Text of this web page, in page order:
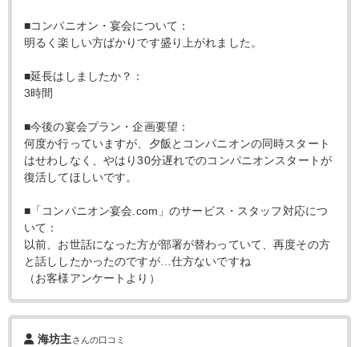
■コンパニオン・宴会について：
明るく楽しい方ばかりです盛り上がれました。
■延長はしましたか？：
3時間
■今後の宴会プラン・企画要望：
何度か行っていますが、夕飯とコンパニオンの同時スタート
はせわしなく、やはり30分遅れでのコンパニオンスタートが
復活してほしいです。
■「コンパニオン宴会.com」のサービス・スタッフ対応につ
いて：
以前、お世話になった方が部署が替わっていて、再度その方
と話ししたかったのですが…仕方ないですね
（お客様アンケートより）
海坊主さんの口コミ